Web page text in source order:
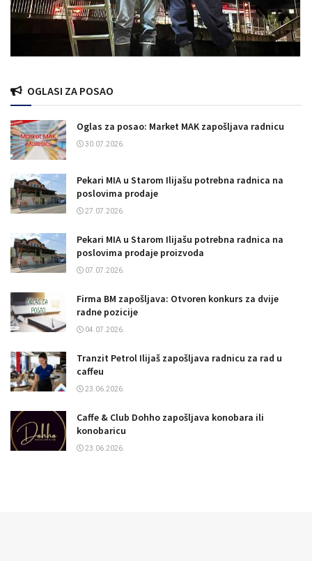
OGLASI ZA POSAO
Oglas za posao: Market MAK zapošljava radnicu
30.07.2026.
Pekari MIA u Starom Ilijašu potrebna radnica na
poslovima prodaje
27.07.2026.
Pekari MIA u Starom Ilijašu potrebna radnica na
poslovima prodaje proizvoda
07.07.2026.
Firma BM zapošljava: Otvoren konkurs za dvije
radne pozicije
04.07.2026.
Tranzit Petrol Ilijaš zapošljava radnicu za rad u
caffeu
23.06.2026.
Caffe & Club Dohho zapošljava konobara ili
konobaricu
23.06.2026.